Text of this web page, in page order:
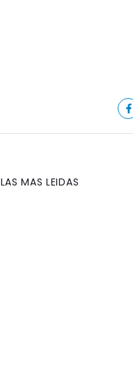
LAS MAS LEIDAS